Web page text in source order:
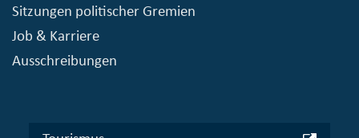
Sitzungen politischer Gremien
Job & Karriere
Ausschreibungen